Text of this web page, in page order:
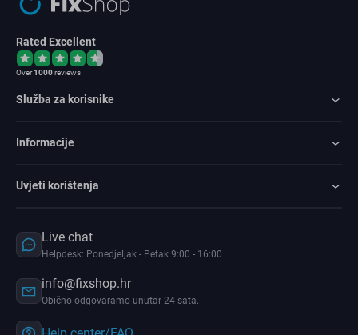
Rated Excellent
Over1000reviews
Služba za korisnike
Informacije
Uvjeti korištenja
Live chat
Helpdesk: Ponedjeljak - Petak 9:00 - 16:00
info@fixshop.hr
Obično odgovaramo unutar 24 sata.